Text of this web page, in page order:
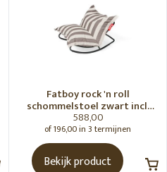
Fatboy rock 'n roll
schommelstoel zwart incl.
original Outdoor zitzak
Stripe Cacao
588,00
of 196,00 in 3 termijnen
Bekijk product